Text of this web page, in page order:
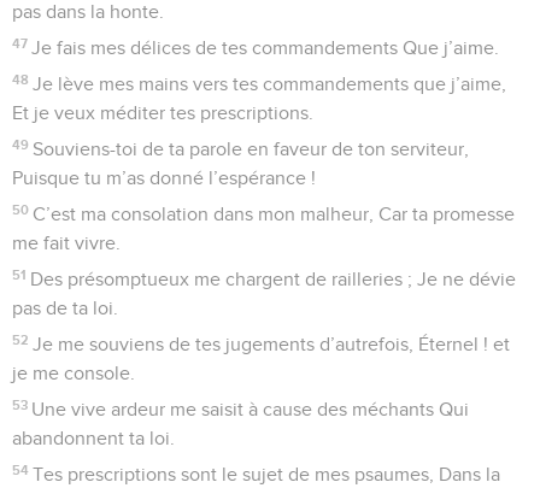
pas dans la honte.
47 Je fais mes délices de tes commandements Que j’aime.
48 Je lève mes mains vers tes commandements que j’aime,
Et je veux méditer tes prescriptions.
49 Souviens-toi de ta parole en faveur de ton serviteur,
Puisque tu m’as donné l’espérance !
50 C’est ma consolation dans mon malheur, Car ta promesse
me fait vivre.
51 Des présomptueux me chargent de railleries ; Je ne dévie
pas de ta loi.
52 Je me souviens de tes jugements d’autrefois, Éternel ! et
je me console.
53 Une vive ardeur me saisit à cause des méchants Qui
abandonnent ta loi.
54 Tes prescriptions sont le sujet de mes psaumes, Dans la